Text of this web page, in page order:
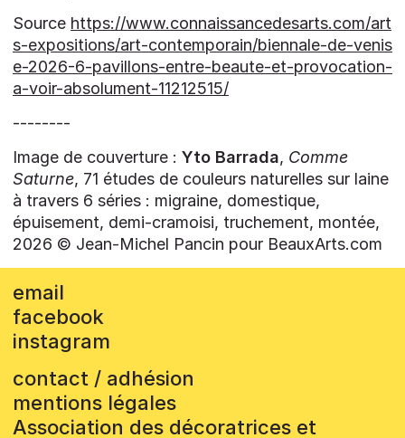
Source https://www.connaissancedesarts.com/art
s-expositions/art-contemporain/biennale-de-venis
e-2026-6-pavillons-entre-beaute-et-provocation-
a-voir-absolument-11212515/
--------
Image de couverture : Yto Barrada, Comme
Saturne, 71 études de couleurs naturelles sur laine
à travers 6 séries : migraine, domestique,
épuisement, demi-cramoisi, truchement, montée,
2026 © Jean-Michel Pancin pour BeauxArts.com
email
facebook
instagram
contact / adhésion
mentions légales
Association des décoratrices et